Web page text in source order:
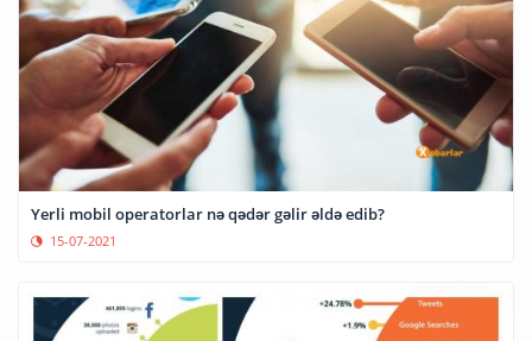
Yerli mobil operatorlar nə qədər gəlir əldə edib?
15-07-2021